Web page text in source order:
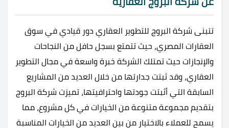
تتبنى شركة البروج للتطوير العقاري دور قيادي في سوق
العقارات المصري، حيث تتمتع بسجل حافل من النجاحات
والإنجازات حيث تمتلك الشركة خبرة واسعة في مجال التطوير
العقاري، وقد ثبتت جدارتها من خلال العديد من المشاريع
السابقة التي أثبتت جودتها واحترافيتها، تميزت شركة البروج
بتقديم مجموعة متنوعة من الخيارات في كل مشروع، مما
يسمح للعملاء بالاختيار من بين العديد من الخيارات المناسبة